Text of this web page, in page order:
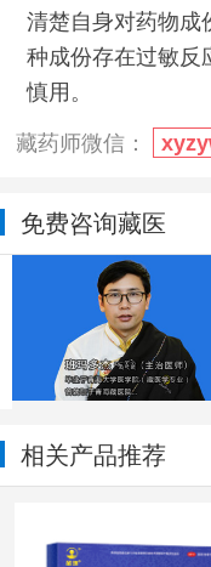
清楚自身对药物成
种成份存在过敏反
慎用。
藏药师微信：
免费咨询藏医
相关产品推荐